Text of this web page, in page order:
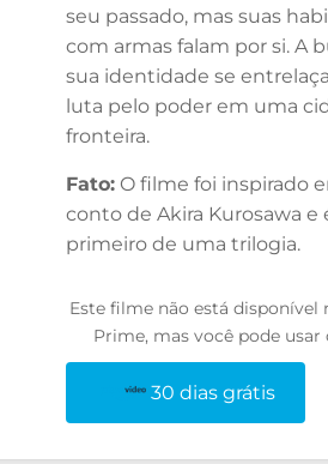
seu passado, mas suas
com armas falam por si. A
sua identidade se
luta pelo poder em uma
fronteira.
Fato: O filme foi inspirado
conto de Akira Kurosawa e
primeiro de uma trilogia.
Este filme não está disponível
Prime, mas você pode usar
30 dias grátis